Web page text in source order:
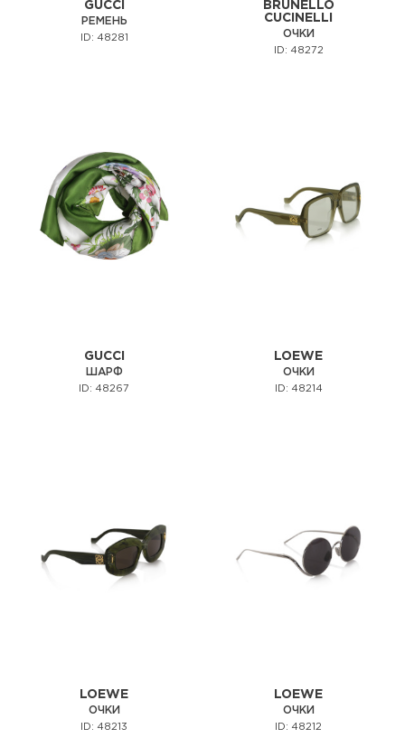
GUCCI
РЕМЕНЬ
ID: 48281
BRUNELLO
CUCINELLI
ОЧКИ
ID: 48272
GUCCI
ШАРФ
ID: 48267
LOEWE
ОЧКИ
ID: 48214
LOEWE
ОЧКИ
ID: 48213
LOEWE
ОЧКИ
ID: 48212